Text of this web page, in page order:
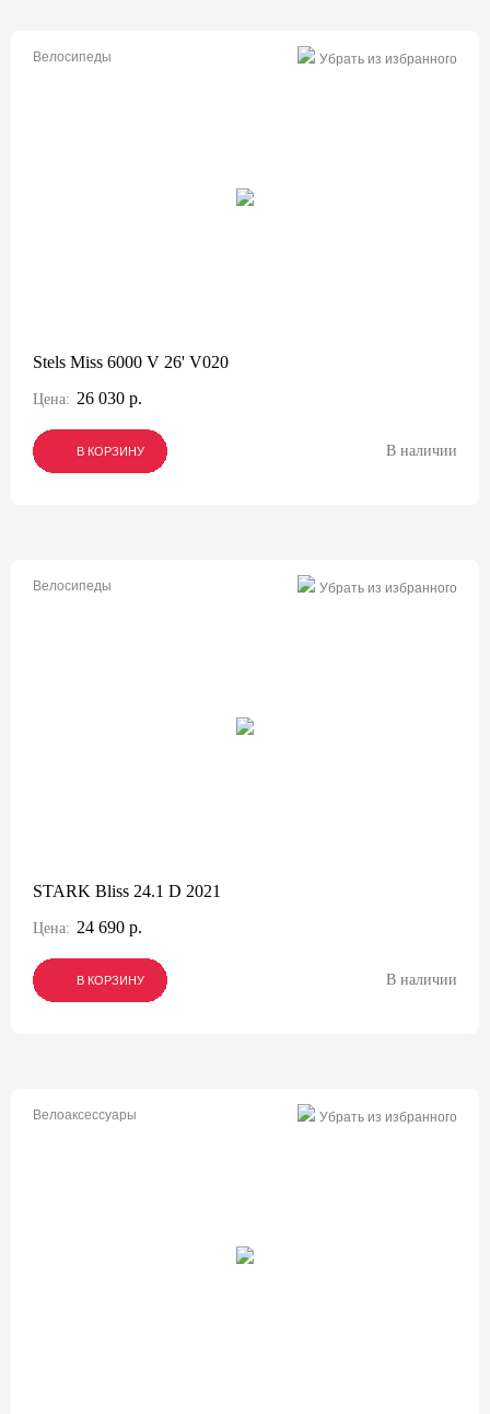
Велосипеды Убрать из избранного
Stels Miss 6000 V 26' V020
Цена: 26 030 р.
В КОРЗИНУ
В КОРЗИНУ
В КОРЗИНУ В наличии
Велосипеды Убрать из избранного
STARK Bliss 24.1 D 2021
Цена: 24 690 р.
В КОРЗИНУ
В КОРЗИНУ
В КОРЗИНУ В наличии
Велоаксессуары Убрать из избранного